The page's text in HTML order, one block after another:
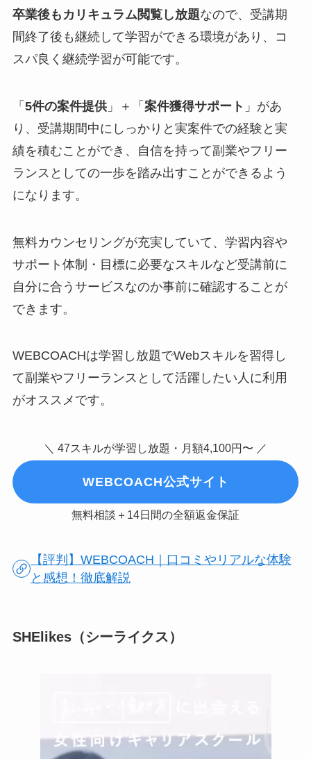
卒業後もカリキュラム閲覧し放題なので、受講期
間終了後も継続して学習ができる環境があり、コ
スパ良く継続学習が可能です。
「 5件の案件提供」＋「 案件獲得サポート 」があ
り、受講期間中にしっかりと実案件での経験と実
績を積むことができ、自信を持って副業やフリー
ランスとしての一歩を踏み出すことができるよう
になります。
無料カウンセリングが充実していて、学習内容や
サポート体制・目標に必要なスキルなど受講前に
自分に合うサービスなのか事前に確認することが
できます。
WEBCOACHは学習し放題でWebスキルを習得し
て副業やフリーランスとして活躍したい人に利用
がオススメです。
＼ 47スキルが学習し放題・月額4,100円〜 ／
WEBCOACH公式サイト
無料相談＋14日間の全額返金保証
【評判】WEBCOACH｜口コミやリアルな体験
と感想！徹底解説
SHElikes（シーライクス）